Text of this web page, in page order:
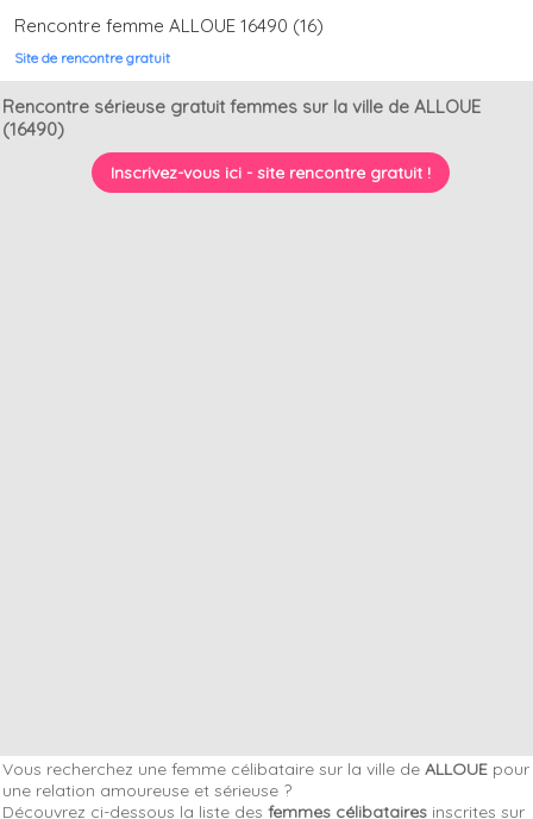
Rencontre femme ALLOUE 16490 (16)
Site de rencontre gratuit
Rencontre sérieuse gratuit femmes sur la ville de ALLOUE
(16490)
Inscrivez-vous ici - site rencontre gratuit !
Vous recherchez une femme célibataire sur la ville de ALLOUE pour
une relation amoureuse et sérieuse ?
Découvrez ci-dessous la liste des femmes célibataires inscrites sur